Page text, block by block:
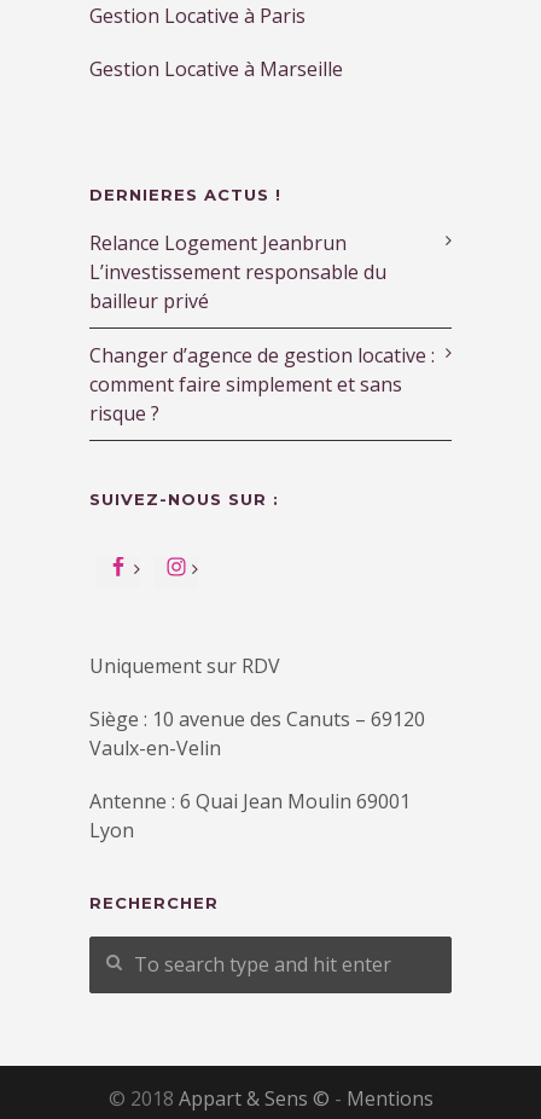
Gestion Locative à Paris
Gestion Locative à Marseille
DERNIERES ACTUS !
Relance Logement Jeanbrun
L’investissement responsable du
bailleur privé
Changer d’agence de gestion locative :
comment faire simplement et sans
risque ?
SUIVEZ-NOUS SUR :
Uniquement sur RDV
Siège : 10 avenue des Canuts – 69120
Vaulx-en-Velin
Antenne : 6 Quai Jean Moulin 69001
Lyon
RECHERCHER
© 2018 Appart & Sens © - Mentions